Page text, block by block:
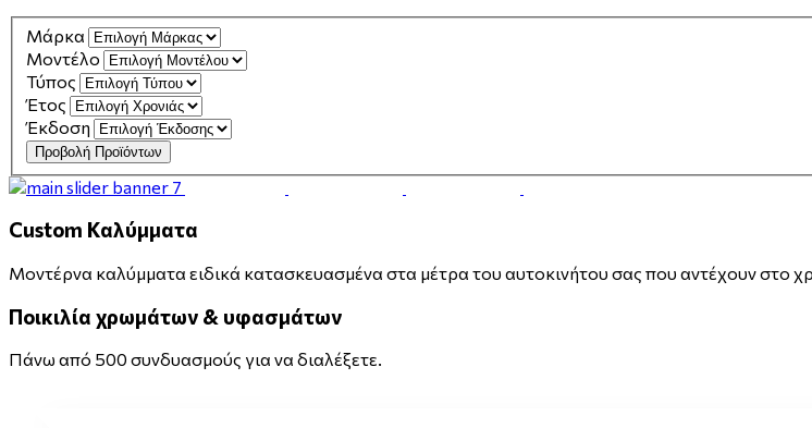
Μάρκα
Μοντέλο
Τύπος
Έτος
Έκδοση
Προβολή Προϊόντων
Custom Καλύμματα
Μοντέρνα καλύμματα ειδικά κατασκευασμένα στα μέτρα του αυτοκινήτου σας που αντέχουν στο
Ποικιλία χρωμάτων & υφασμάτων
Πάνω από 500 συνδυασμούς για να διαλέξετε.